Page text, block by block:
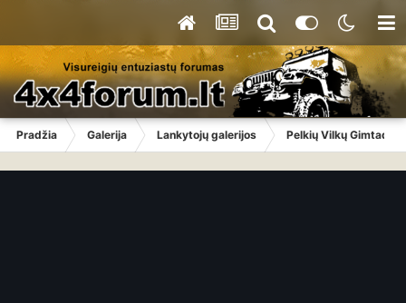
Pradžia Galerija Lankytojų galerijos Pelkių Vilkų